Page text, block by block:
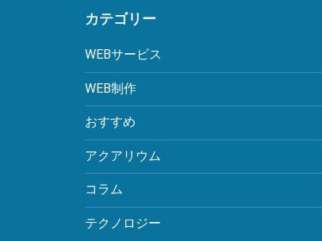
カテゴリー
WEBサービス
WEB制作
おすすめ
アクアリウム
コラム
テクノロジー